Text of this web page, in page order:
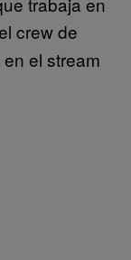
crew de
el stream